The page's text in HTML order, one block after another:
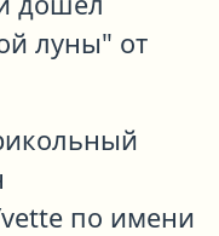
луны" от
по имени